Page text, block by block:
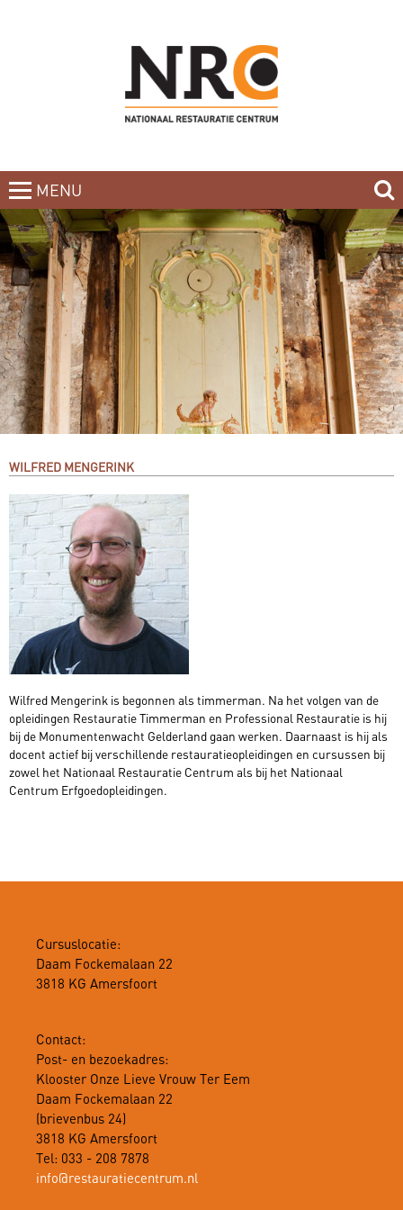
MENU
CLOSE
HOME
CURSUSAANBOD
BOEKEN
OVER DE DOCENTEN
INCOMPANY-CURSUS
BLOG
NIEUWSBRIEF
CONTACT
OVER ONS
PARTNERS
Cursuslocatie:
Daam Fockemalaan 22
3818 KG Amersfoort
Contact:
Post- en bezoekadres:
Klooster Onze Lieve Vrouw Ter Eem
Daam Fockemalaan 22
(brievenbus 24)
3818 KG Amersfoort
Tel: 033 - 208 7878
info@restauratiecentrum.nl
WILFRED MENGERINK
Wilfred Mengerink is begonnen als timmerman. Na het volgen van de
opleidingen Restauratie Timmerman en Professional Restauratie is hij
bij de Monumentenwacht Gelderland gaan werken. Daarnaast is hij als
docent actief bij verschillende restauratieopleidingen en cursussen bij
zowel het Nationaal Restauratie Centrum als bij het Nationaal
Centrum Erfgoedopleidingen.